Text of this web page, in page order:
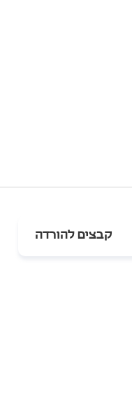
קבצים להורדה